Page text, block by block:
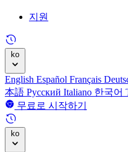
지원
ko
English Español Français
本語 Русский Italiano 한국어
무료로 시작하기
ko